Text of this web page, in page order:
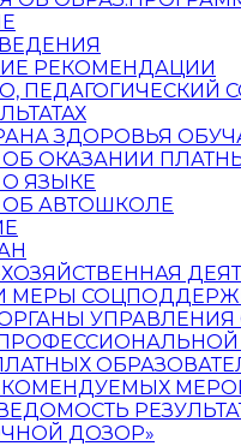
РЕКОМЕНДАЦИИ
ПЕДАГОГИЧЕСКИЙ
ЗДОРОВЬЯ
ОКАЗАНИИ
ЯЗЫКЕ
АВТОШКОЛЕ
МЕРЫ
ДОЗОР»